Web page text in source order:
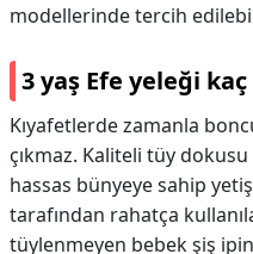
modellerinde tercih
3 yaş Efe yeleği
Kıyafetlerde zamanla
çıkmaz. Kaliteli tüy
hassas bünyeye sahip
tarafından rahatça
tüylenmeyen bebek şiş